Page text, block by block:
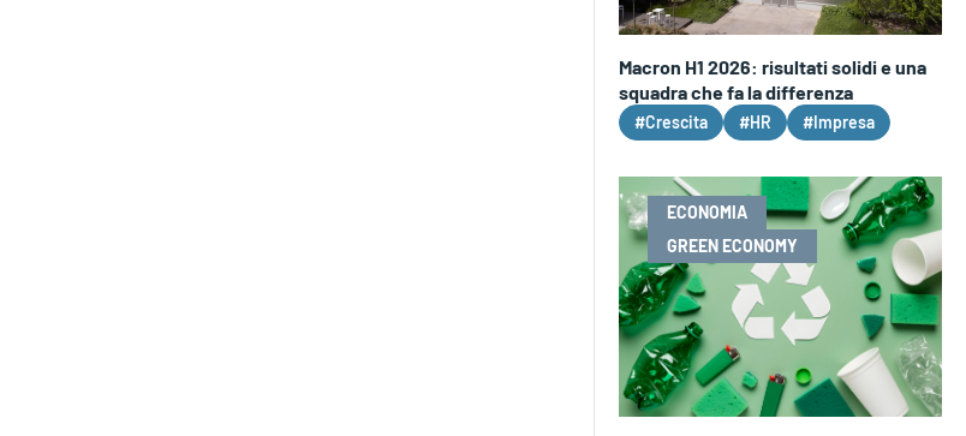
Macron H1 2026: risultati solidi e una
squadra che fa la differenza
#Crescita #HR #Impresa
ECONOMIA
GREEN ECONOMY